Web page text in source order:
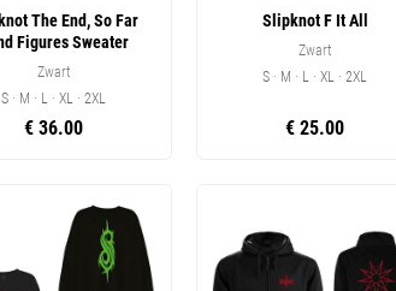
The End, So Far
Figures Sweater
Zwart
S · M · L · XL · 2XL
€ 36.00
Slipknot F It All
Zwart
S · M · L · XL · 2XL
€ 25.00